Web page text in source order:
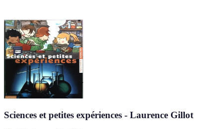
Sciences et petites expériences - Laurence Gillot